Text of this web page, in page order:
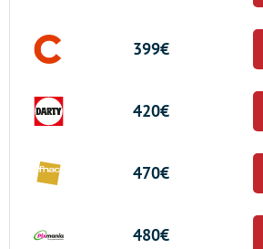
399€
420€
470€
480€